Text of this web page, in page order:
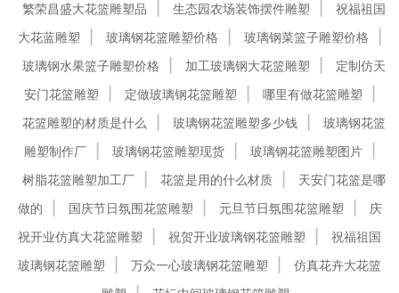
繁荣昌盛大花篮雕塑品
生态园农场装饰摆件雕塑
祝福祖国
大花蓝雕塑
玻璃钢花篮雕塑价格
玻璃钢菜篮子雕塑价格
玻璃钢水果篮子雕塑价格
加工玻璃钢大花篮雕塑
定制仿天
安门花篮雕塑
定做玻璃钢花篮雕塑
哪里有做花篮雕塑
花篮雕塑的材质是什么
玻璃钢花篮雕塑多少钱
玻璃钢花篮
雕塑制作厂
玻璃钢花篮雕塑现货
玻璃钢花篮雕塑图片
树脂花篮雕塑加工厂
花篮是用的什么材质
天安门花篮是哪
做的
国庆节日氛围花篮雕塑 元旦节日氛围花篮雕塑
庆
祝开业仿真大花篮雕塑
祝贺开业玻璃钢花篮雕塑
祝福祖国
玻璃钢花篮雕塑
万众一心玻璃钢花篮雕塑
仿真花卉大花篮